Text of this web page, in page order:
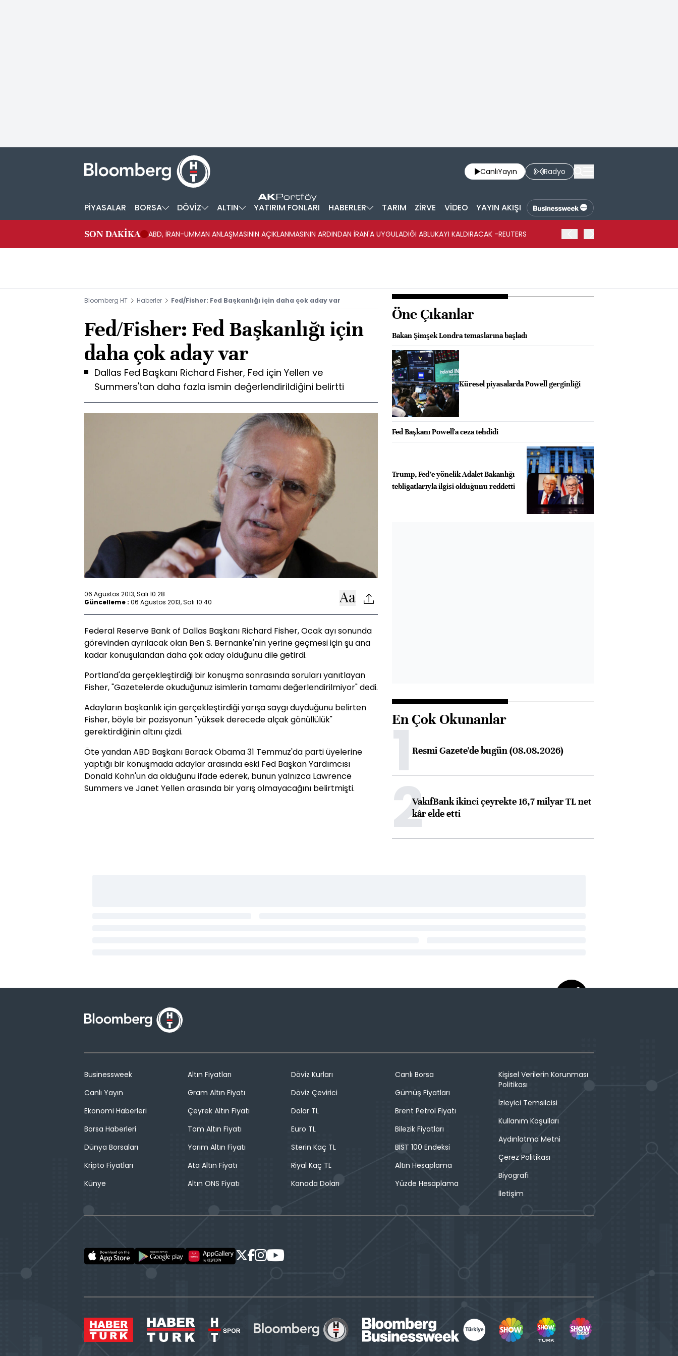
CanlıYayın Radyo
PİYASALAR BORSA DÖVİZ ALTIN YATIRIM FONLARI HABERLER TARIM ZİRVE VİDEO YAYIN AKIŞI
SON DAKİKA ABD, İRAN-UMMAN ANLAŞMASININ AÇIKLANMASININ ARDINDAN İRAN'A UYGULADIĞI ABLUKAYI KALDIRACAK -REUTERS
Bloomberg HT Haberler Fed/Fisher: Fed Başkanlığı için daha çok aday var
Fed/Fisher: Fed Başkanlığı için
daha çok aday var
Dallas Fed Başkanı Richard Fisher, Fed için Yellen ve
Summers'tan daha fazla ismin değerlendirildiğini belirtti
06 Ağustos 2013, Salı 10:28
Güncelleme : 06 Ağustos 2013, Salı 10:40
Federal Reserve Bank of Dallas Başkanı Richard Fisher, Ocak ayı sonunda
görevinden ayrılacak olan Ben S. Bernanke'nin yerine geçmesi için şu ana
kadar konuşulandan daha çok aday olduğunu dile getirdi.
Portland'da gerçekleştirdiği bir konuşma sonrasında soruları yanıtlayan
Fisher, "Gazetelerde okuduğunuz isimlerin tamamı değerlendirilmiyor" dedi.
Adayların başkanlık için gerçekleştirdiği yarışa saygı duyduğunu belirten
Fisher, böyle bir pozisyonun "yüksek derecede alçak gönüllülük"
gerektirdiğinin altını çizdi.
Öte yandan ABD Başkanı Barack Obama 31 Temmuz'da parti üyelerine
yaptığı bir konuşmada adaylar arasında eski Fed Başkan Yardımcısı
Donald Kohn'un da olduğunu ifade ederek, bunun yalnızca Lawrence
Summers ve Janet Yellen arasında bir yarış olmayacağını belirtmişti.
Öne Çıkanlar
Bakan Şimşek Londra temaslarına başladı
Küresel piyasalarda Powell gerginliği
Fed Başkanı Powell'a ceza tehdidi
Trump, Fed’e yönelik Adalet Bakanlığı
tebligatlarıyla ilgisi olduğunu reddetti
En Çok Okunanlar
1Resmi Gazete'de bugün (08.08.2026)
2VakıfBank ikinci çeyrekte 16,7 milyar TL net
kâr elde etti
Businessweek
Canlı Yayın
Ekonomi Haberleri
Borsa Haberleri
Dünya Borsaları
Kripto Fiyatları
Künye
Altın Fiyatları
Gram Altın Fiyatı
Çeyrek Altın Fiyatı
Tam Altın Fiyatı
Yarım Altın Fiyatı
Ata Altın Fiyatı
Altın ONS Fiyatı
Döviz Kurları
Döviz Çevirici
Dolar TL
Euro TL
Sterin Kaç TL
Riyal Kaç TL
Kanada Doları
Canlı Borsa
Gümüş Fiyatları
Brent Petrol Fiyatı
Bilezik Fiyatları
BIST 100 Endeksi
Altın Hesaplama
Yüzde Hesaplama
Kişisel Verilerin Korunması
Politikası
İzleyici Temsilcisi
Kullanım Koşulları
Aydınlatma Metni
Çerez Politikası
Biyografi
İletişim